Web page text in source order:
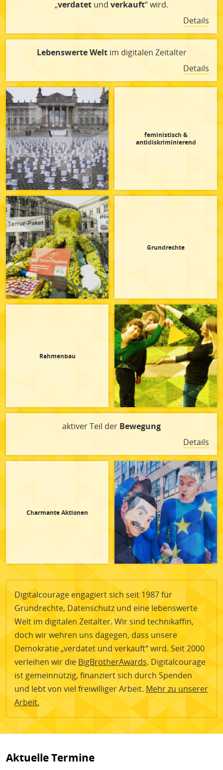
„verdatet und verkauft“ wird.
Details
Lebenswerte Weltim digitalen Zeitalter
Details
feministisch &
antidiskriminierend
Grundrechte
Rahmenbau
aktiver Teil der Bewegung
Details
Charmante Aktionen
Digitalcourage engagiert sich seit 1987 für
Grundrechte, Datenschutz und eine lebenswerte
Welt im digitalen Zeitalter. Wir sind technikaffin,
doch wir wehren uns dagegen, dass unsere
Demokratie „verdatet und verkauft“ wird. Seit 2000
verleihen wir die BigBrotherAwards. Digitalcourage
ist gemeinnützig, finanziert sich durch Spenden
und lebt von viel freiwilliger Arbeit. Mehr zu unserer
Arbeit.
Aktuelle Termine